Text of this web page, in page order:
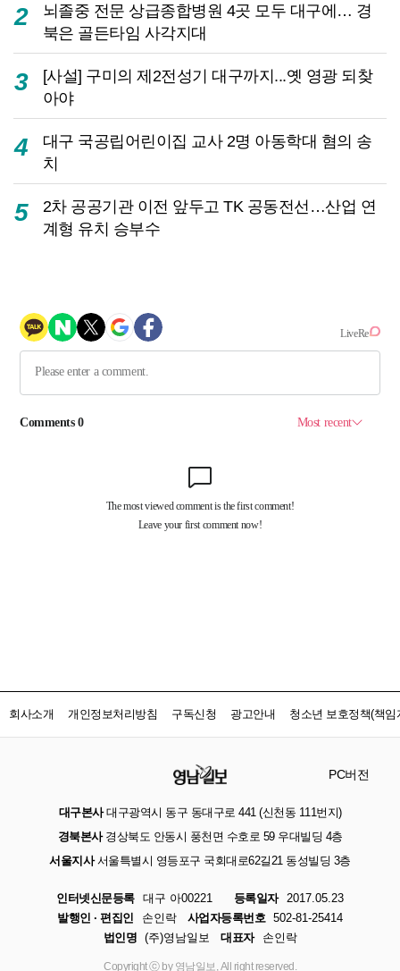
2
뇌졸중 전문 상급종합병원 4곳 모두 대구에… 경
북은 골든타임 사각지대
3
[사설] 구미의 제2전성기 대구까지...옛 영광 되찾
아야
4
대구 국공립어린이집 교사 2명 아동학대 혐의 송
치
5
2차 공공기관 이전 앞두고 TK 공동전선…산업 연
계형 유치 승부수
회사소개 개인정보처리방침 구독신청 광고안내 청소년 보호정책(책임
PC버전
대구본사대구광역시 동구 동대구로 441 (신천동 111번지)
경북본사경상북도 안동시 풍천면 수호로 59 우대빌딩 4층
서울지사서울특별시 영등포구 국회대로62길21 동성빌딩 3층
인터넷신문등록 대구 아00221 등록일자
2017.05.23
발행인 · 편집인
손인락 사업자등록번호 502-81-25414
법인명 (주)영남일보 대표자 손인락
Copyright ⓒ by 영남일보, All right reserved.